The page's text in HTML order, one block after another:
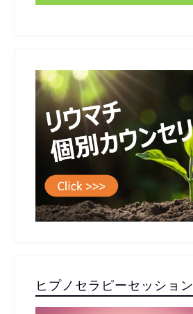
ヒプノセラピーセッション